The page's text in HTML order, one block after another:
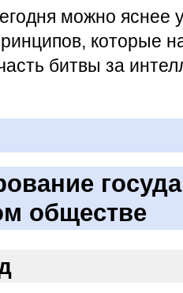
можно яснее
которые
битвы за
обществе